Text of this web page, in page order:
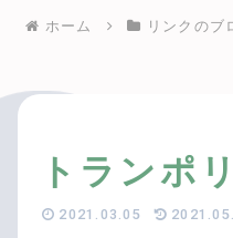
ホーム リンクのブ
トランポ
2021.03.05